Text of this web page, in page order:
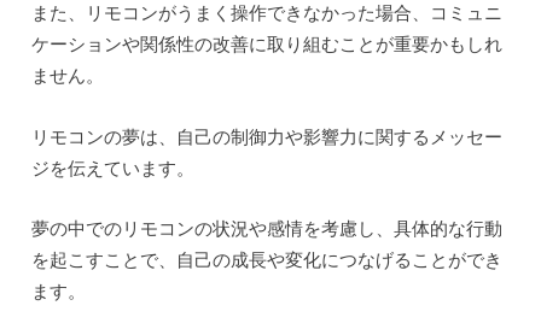
また、リモコンがうまく操作できなかった場合、コミュニ
ケーションや関係性の改善に取り組むことが重要かもしれ
ません。
リモコンの夢は、自己の制御力や影響力に関するメッセー
ジを伝えています。
夢の中でのリモコンの状況や感情を考慮し、具体的な行動
を起こすことで、自己の成長や変化につなげることができ
ます。